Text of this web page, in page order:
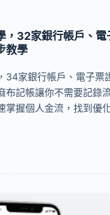
，32家銀行帳戶、電
教學
34家銀行帳戶、電子票
布記帳讓你不需要記錄
掌握個人金流，找到優